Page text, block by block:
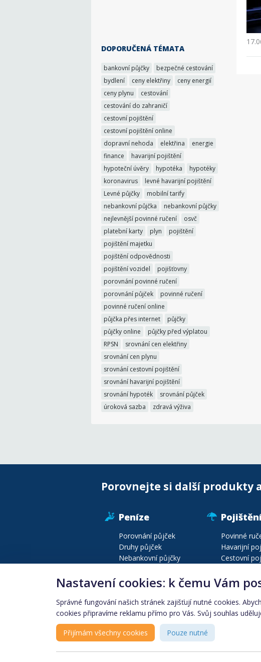
DOPORUČENÁ TÉMATA
bankovní půjčky
bezpečné cestování
bydlení
ceny elektřiny
ceny energií
ceny plynu
cestování
cestování do zahraničí
cestovní pojištění
cestovní pojištění online
dopravní nehoda
elektřina
energie
finance
havarijní pojištění
hypoteční úvěry
hypotéka
hypotéky
koronavirus
levné havarijní pojištění
Levné půjčky
mobilní tarify
nebankovní půjčka
nebankovní půjčky
nejlevnější povinné ručení
osvč
platební karty
plyn
pojištění
pojištění majetku
pojištění odpovědnosti
pojištění vozidel
pojišťovny
porovnání povinné ručení
porovnání půjček
povinné ručení
povinné ručení online
půjčka přes internet
půjčky
půjčky online
půjčky před výplatou
RPSN
srovnání cen elektřiny
srovnání cen plynu
srovnání cestovní pojištění
srovnání havarijní pojištění
srovnání hypoték
srovnání půjček
úroková sazba
zdravá výživa
Porovnejte si další produkty
Peníze
Porovnání půjček
Druhy půjček
Nebankovní půjčky
Druhy bankovních účtů
Konsolidace půjček
Produkty podle lokality
Finanční instituce
Povinné
Havarijní
Cestovní
Pojištění
Cestovní
Seznam
Automobily
Nastavení cookies: k čemu Vám
Správné fungování našich stránek zajišťují nutné cookies.
cookies připravíme reklamu přímo pro Vás. Svůj souhlas
Přijímám všechny cookies Pouze nutné